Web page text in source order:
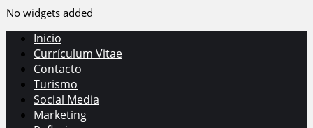
No widgets added
Inicio
Currículum Vitae
Contacto
Turismo
Social Media
Marketing